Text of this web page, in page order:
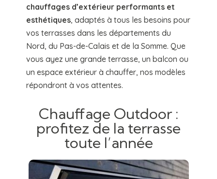
chauffages d’extérieur performants et
esthétiques, adaptés à tous les besoins pour
vos terrasses dans les départements du
Nord, du Pas-de-Calais et de la Somme. Que
vous ayez une grande terrasse, un balcon ou
un espace extérieur à chauffer, nos modèles
répondront à vos attentes.
Chauffage Outdoor :
profitez de la terrasse
toute l’année